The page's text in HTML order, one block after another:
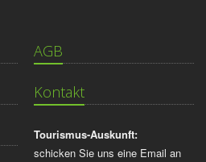
AGB
Kontakt
Tourismus-Auskunft:
schicken Sie uns eine Email an